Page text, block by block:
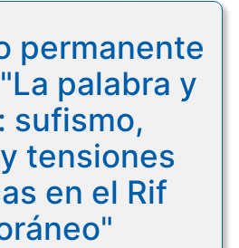
permanente
palabra y
sufismo,
tensiones
en el Rif